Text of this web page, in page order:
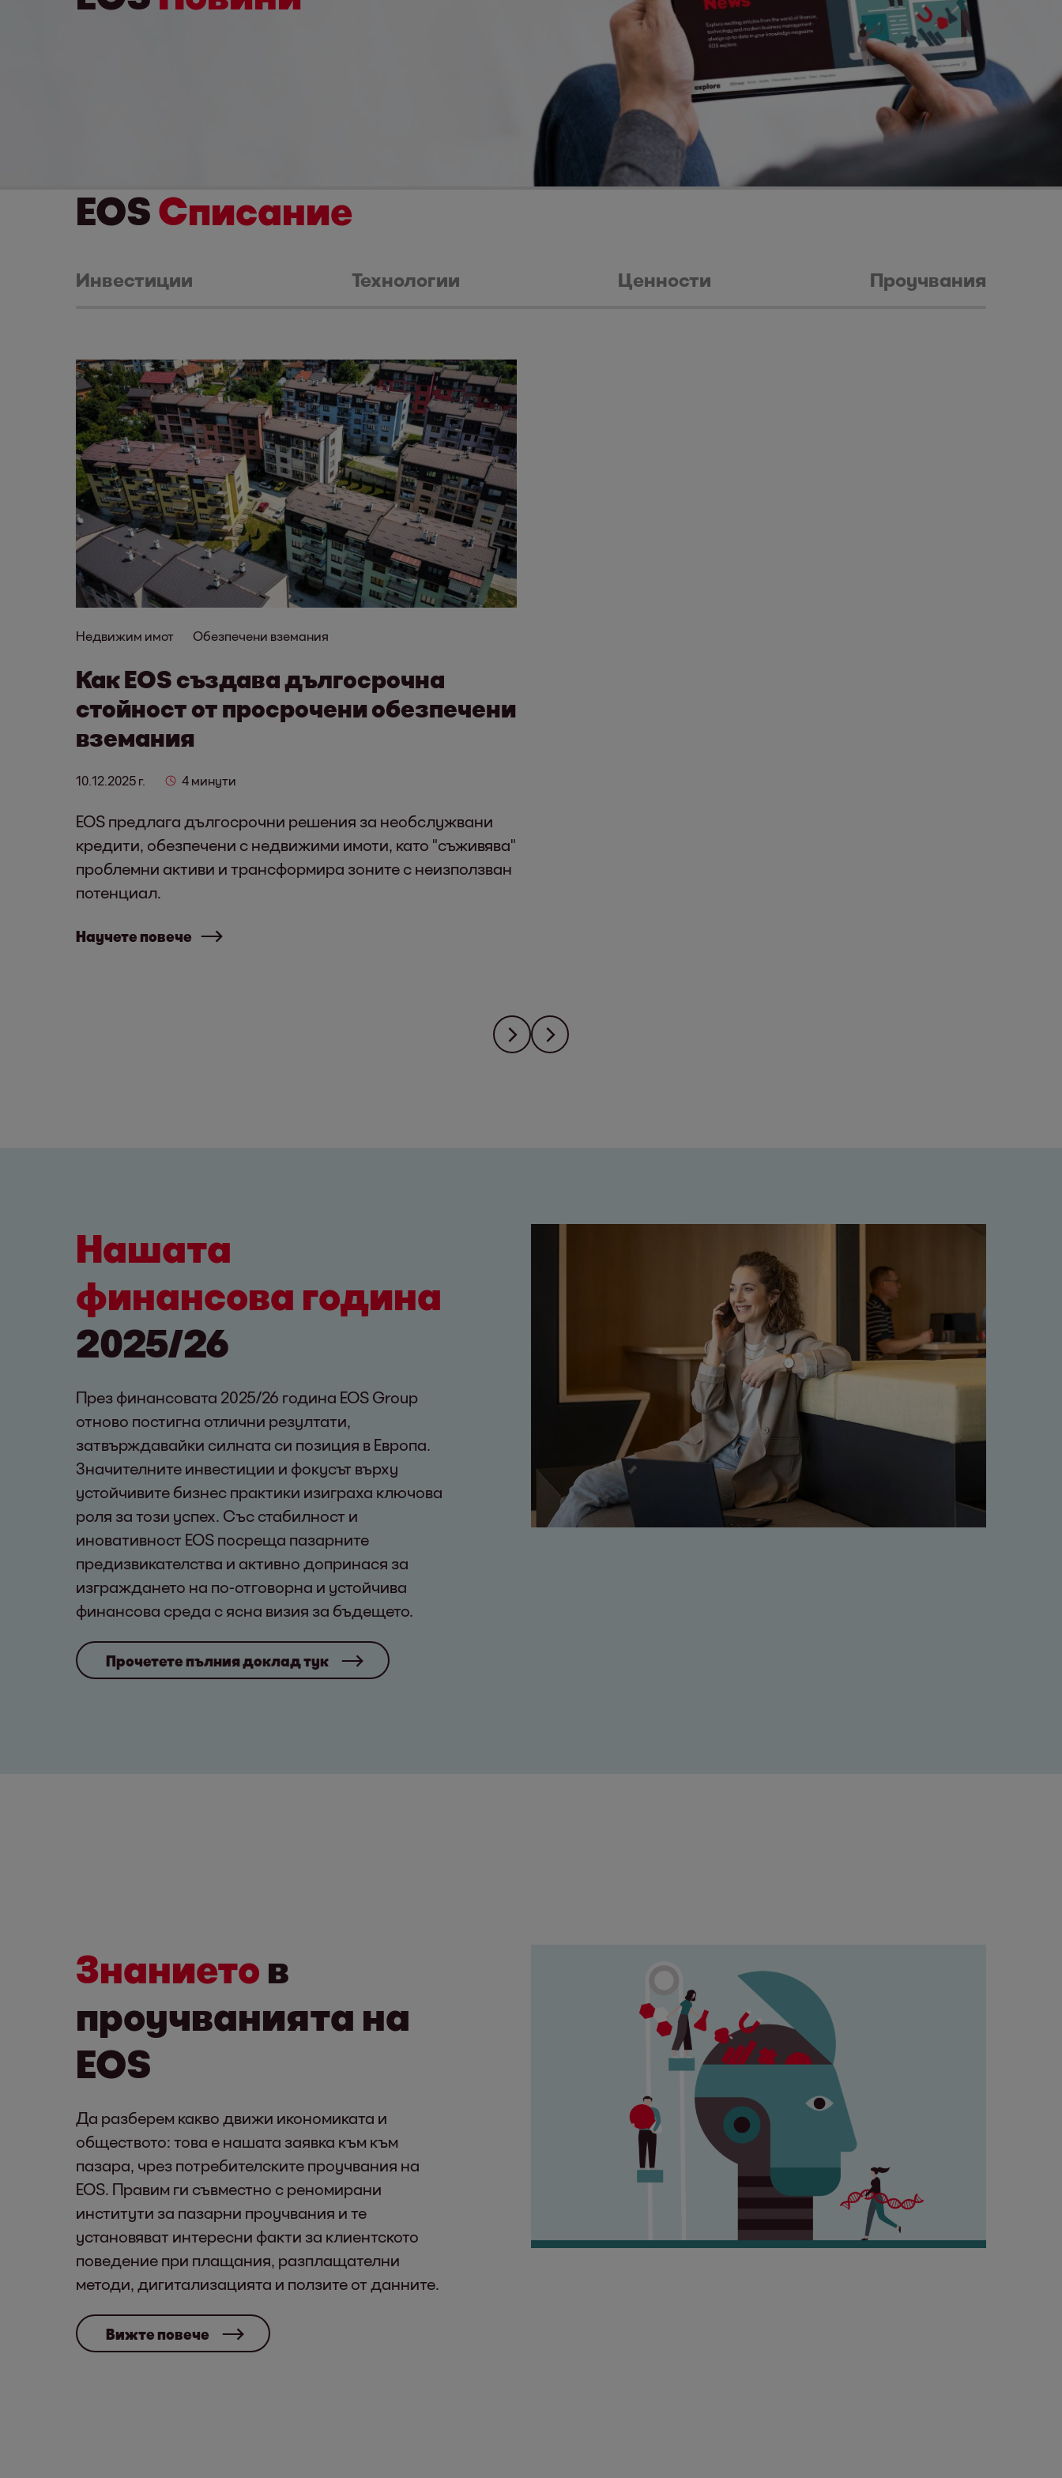
EOSСписание
Инвестиции Технологии Ценности Проучвания
Недвижим имот Обезпечени вземания
Как EOS създава дългосрочна
стойност от просрочени обезпечени
вземания
10.12.2025 г. 4 минути
EOS предлага дългосрочни решения за необслужвани
кредити, обезпечени с недвижими имоти, като "съживява"
проблемни активи и трансформира зоните с неизползван
потенциал.
Научете повече
Нашата
финансова година
2025/26
През финансовата 2025/26 година EOS Group
отново постигна отлични резултати,
затвърждавайки силната си позиция в Европа.
Значителните инвестиции и фокусът върху
устойчивите бизнес практики изиграха ключова
роля за този успех. Със стабилност и
иновативност EOS посреща пазарните
предизвикателства и активно допринася за
изграждането на по-отговорна и устойчива
финансова среда с ясна визия за бъдещето.
Прочетете пълния доклад тук
Знанието в
проучванията на
EOS
Да разберем какво движи икономиката и
обществото: това е нашата заявка към към
пазара, чрез потребителските проучвания на
EOS. Правим ги съвместно с реномирани
институти за пазарни проучвания и те
установяват интересни факти за клиентското
поведение при плащания, разплащателни
методи, дигитализацията и ползите от данните.
Вижте повече